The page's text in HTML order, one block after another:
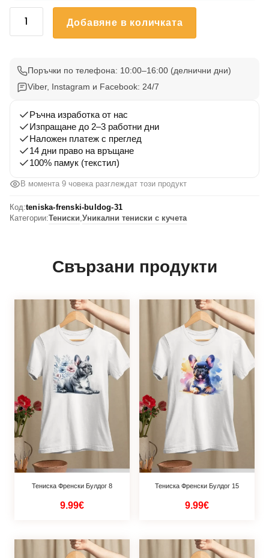
количество
Булдог
Добавяне в количката
Поръчки по телефона: 10:00–16:00 (делнични дни)
Viber, Instagram и Facebook: 24/7
Ръчна изработка от нас
Изпращане до 2–3 работни дни
Наложен платеж с преглед
14 дни право на връщане
100% памук (текстил)
В момента 9 човека разглеждат този продукт
Код:teniska-frenski-buldog-31
Категории:Тениски Уникални тениски с кучета
Свързани продукти
Тениска Френски Булдог 8
9.99€
Тениска Френски Булдог 15
9.99€